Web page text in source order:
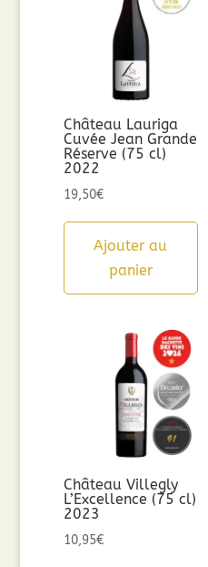
Château Lauriga
Cuvée Jean Grande
Réserve (75 cl)
2022
19,50€
Ajouter au
panier
Château Villegly
L’Excellence (75 cl)
2023
10,95€